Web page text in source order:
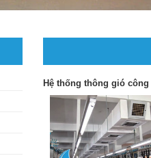
Hệ thống thông gió